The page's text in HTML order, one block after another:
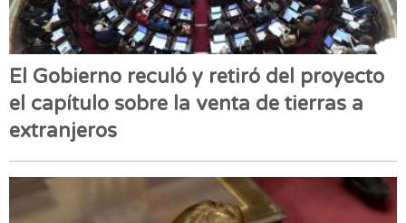
El Gobierno reculó y retiró del proyecto
el capítulo sobre la venta de tierras a
extranjeros